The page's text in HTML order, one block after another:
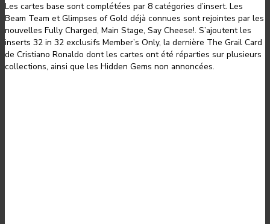
Les cartes base sont complétées par 8 catégories d’insert. Les
Beam Team et Glimpses of Gold déjà connues sont rejointes par les
nouvelles Fully Charged, Main Stage, Say Cheese!. S’ajoutent les
inserts 32 in 32 exclusifs Member’s Only, la dernière The Grail Card
de Cristiano Ronaldo dont les cartes ont été réparties sur plusieurs
collections, ainsi que les Hidden Gems non annoncées.